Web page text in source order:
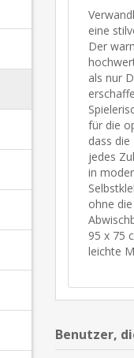
eine
Der
als nur
für die
dass
jedes
in
ohne
95 x 75
leichte
Benutzer,